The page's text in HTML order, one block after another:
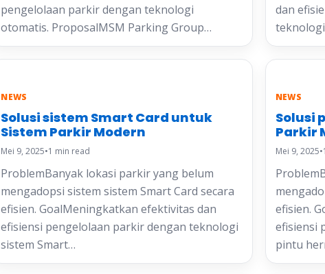
pengelolaan parkir dengan teknologi
otomatis. ProposalMSM Parking Group…
dan
NEWS
Solusi sistem Smart Card untuk
Sistem Parkir Modern
Mei 9, 2025•1 min read
ProblemBanyak lokasi parkir yang belum
mengadopsi sistem sistem Smart Card secara
efisien. GoalMeningkatkan efektivitas dan
efisiensi pengelolaan parkir dengan teknologi
sistem Smart…
NEWS
Solusi
Parkir
Mei 9, 2025•
efisien.
efisiensi
pintu